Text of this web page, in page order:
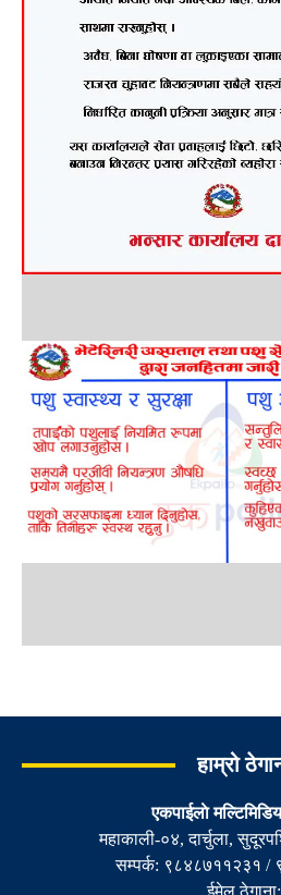
हाम्रो
एकपाईलाे
महाकाली-०४, दार्चुला,
सम्पर्क: ९८४८७११२३१ /